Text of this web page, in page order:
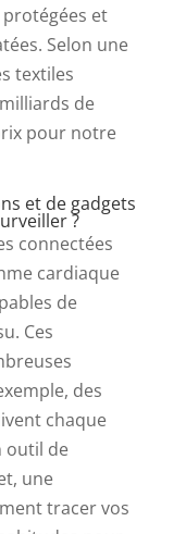
et
Selon une
textiles
de
pour notre
et de gadgets
?
connectées
cardiaque
de
Ces
des
chaque
outil de
une
tracer vos